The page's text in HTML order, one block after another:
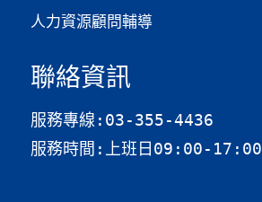
人力資源顧問輔導
聯絡資訊
服務專線:03-355-4436
服務時間:上班日09:00-17:00